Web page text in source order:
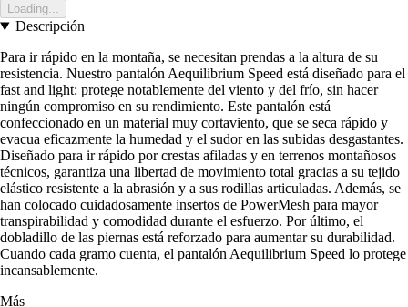
Loading...
Descripción
Para ir rápido en la montaña, se necesitan prendas a la altura de su
resistencia. Nuestro pantalón Aequilibrium Speed está diseñado para el
fast and light: protege notablemente del viento y del frío, sin hacer
ningún compromiso en su rendimiento. Este pantalón está
confeccionado en un material muy cortaviento, que se seca rápido y
evacua eficazmente la humedad y el sudor en las subidas desgastantes.
Diseñado para ir rápido por crestas afiladas y en terrenos montañosos
técnicos, garantiza una libertad de movimiento total gracias a su tejido
elástico resistente a la abrasión y a sus rodillas articuladas. Además, se
han colocado cuidadosamente insertos de PowerMesh para mayor
transpirabilidad y comodidad durante el esfuerzo. Por último, el
dobladillo de las piernas está reforzado para aumentar su durabilidad.
Cuando cada gramo cuenta, el pantalón Aequilibrium Speed lo protege
incansablemente.
Más